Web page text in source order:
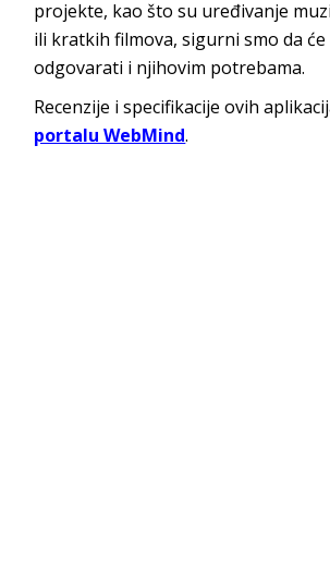
projekte, kao što su uređivanje
ili kratkih filmova, sigurni smo da će
odgovarati i njihovim potrebama.
Recenzije i specifikacije ovih
portalu WebMind.